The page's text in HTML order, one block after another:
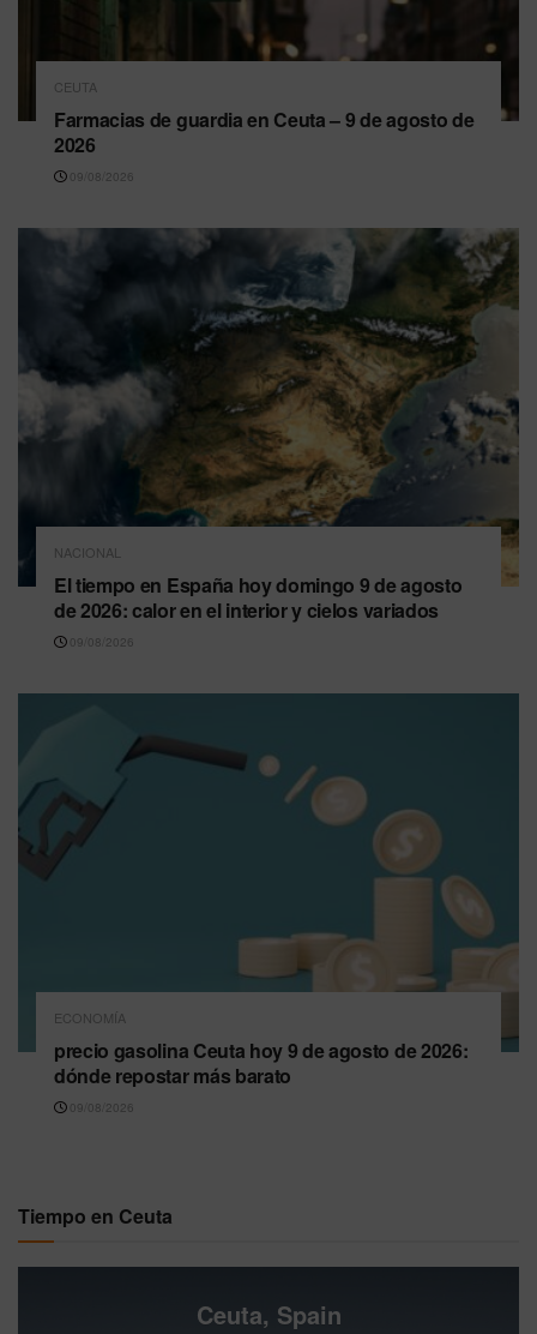
CEUTA
Farmacias de guardia en Ceuta – 9 de agosto de
2026
09/08/2026
NACIONAL
El tiempo en España hoy domingo 9 de agosto
de 2026: calor en el interior y cielos variados
09/08/2026
ECONOMÍA
precio gasolina Ceuta hoy 9 de agosto de 2026:
dónde repostar más barato
09/08/2026
Tiempo en Ceuta
Ceuta, Spain